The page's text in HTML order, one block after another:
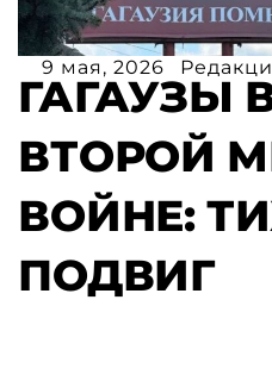
9 мая, 2026
ГАГАУЗЫ
ВТОРОЙ
ВОЙНЕ:
ПОДВИГ